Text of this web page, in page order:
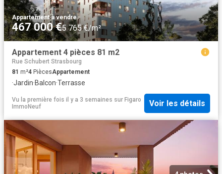
Appartement·à vendre
467 000 €5 765 €/m²
Appartement 4 pièces 81 m2
Rue Schubert Strasbourg
81 m²4 PiècesAppartement
·Jardin·Balcon·Terrasse
Vu la première fois il y a 3 semaines sur Figaro
ImmoNeuf
Voir les détails